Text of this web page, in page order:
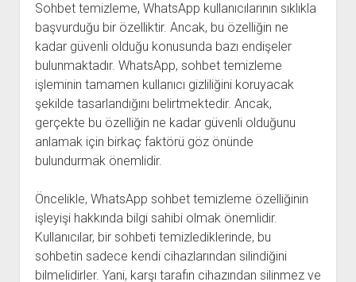
Sohbet temizleme, WhatsApp kullanıcılarının sıklıkla
başvurduğu bir özelliktir. Ancak, bu özelliğin ne
kadar güvenli olduğu konusunda bazı endişeler
bulunmaktadır. WhatsApp, sohbet temizleme
işleminin tamamen kullanıcı gizliliğini koruyacak
şekilde tasarlandığını belirtmektedir. Ancak,
gerçekte bu özelliğin ne kadar güvenli olduğunu
anlamak için birkaç faktörü göz önünde
bulundurmak önemlidir.
Öncelikle, WhatsApp sohbet temizleme özelliğinin
işleyişi hakkında bilgi sahibi olmak önemlidir.
Kullanıcılar, bir sohbeti temizlediklerinde, bu
sohbetin sadece kendi cihazlarından silindiğini
bilmelidirler. Yani, karşı tarafın cihazından silinmez ve